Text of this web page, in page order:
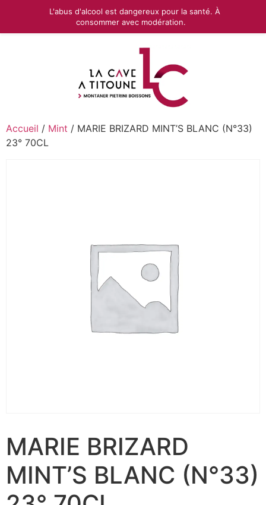
Accueil / Mint / MARIE BRIZARD MINT’S BLANC (N°33)
23° 70CL
MARIE BRIZARD
MINT’S BLANC (N°33)
L'abus d'alcool est dangereux pour la santé. À
consommer avec modération.